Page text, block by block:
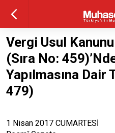
Vergi Usul
(Sıra No:
Yapılmasına Dair
479)
1 Nisan 2017 CUMARTESİ